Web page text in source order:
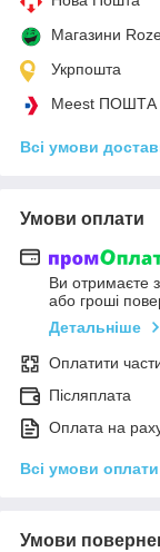
Магазини
Укрпошта
Meest ПОШТА
Всі умови
Умови оплати
Ви отримаєте
або гроші
Детальніше
Оплатити
Післяплата
Оплата на
Всі умови оплати
Умови